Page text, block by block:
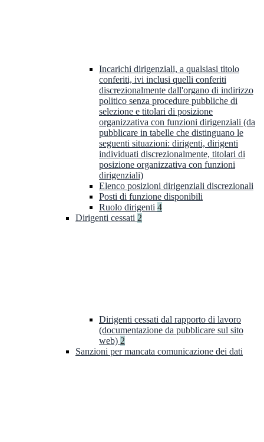
Incarichi dirigenziali, a qualsiasi titolo
conferiti, ivi inclusi quelli conferiti
discrezionalmente dall'organo di indirizzo
politico senza procedure pubbliche di
selezione e titolari di posizione
organizzativa con funzioni dirigenziali (da
pubblicare in tabelle che distinguano le
seguenti situazioni: dirigenti, dirigenti
individuati discrezionalmente, titolari di
posizione organizzativa con funzioni
dirigenziali)
Elenco posizioni dirigenziali discrezionali
Posti di funzione disponibili
Ruolo dirigenti 4
Dirigenti cessati 2
Dirigenti cessati dal rapporto di lavoro
(documentazione da pubblicare sul sito
web) 2
Sanzioni per mancata comunicazione dei dati